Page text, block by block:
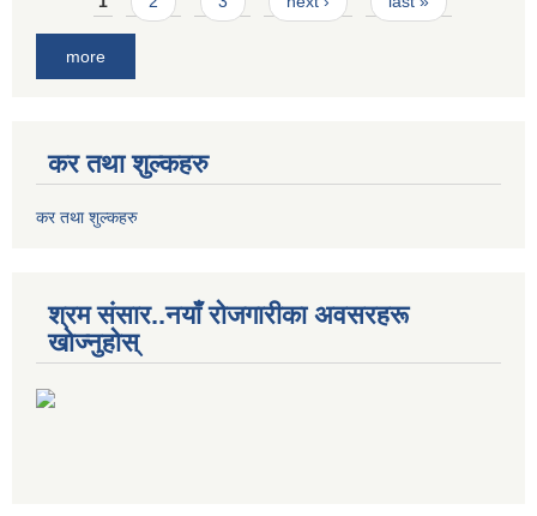
more
कर तथा शुल्कहरु
कर तथा शुल्कहरु
श्रम संसार..नयाँ रोजगारीका अवसरहरू
खोज्नुहोस्